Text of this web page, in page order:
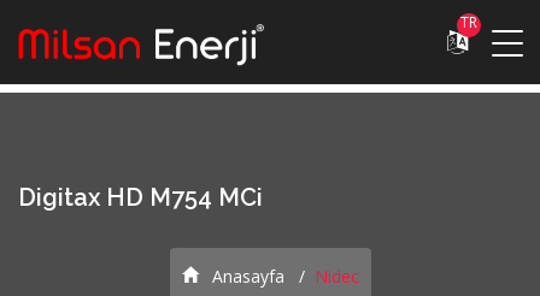
TR
Digitax HD M754 MCi
Anasayfa Nidec